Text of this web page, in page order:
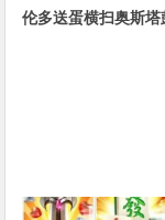
伦多送蛋横扫奥斯